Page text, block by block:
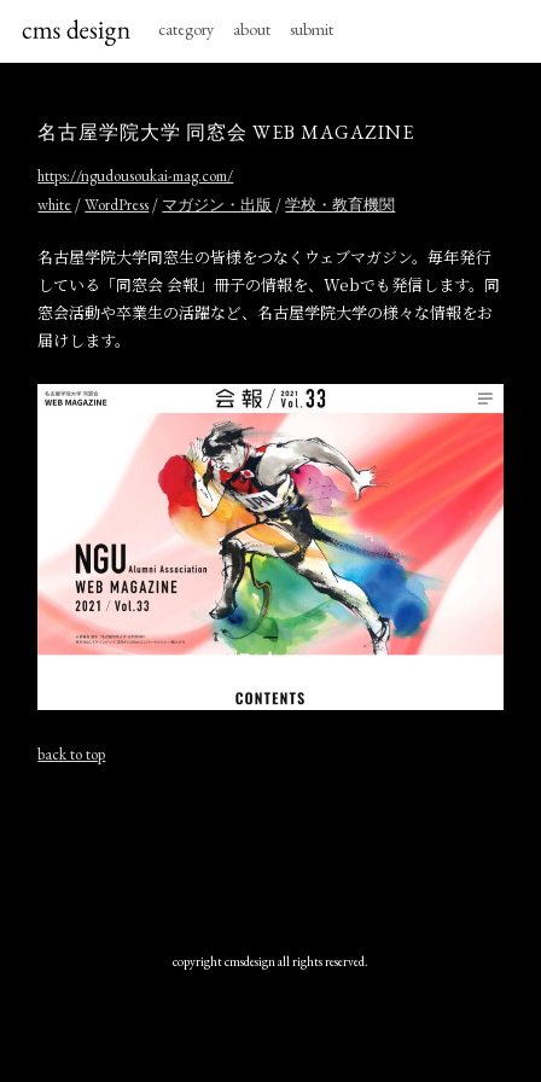
category about submit
名古屋学院大学 同窓会 WEB MAGAZINE
https://ngudousoukai-mag.com/
white /WordPress / マガジン・出版 /学校・教育機関
名古屋学院大学同窓生の皆様をつなくウェブマガジン。毎年発行
している「同窓会 会報」冊子の情報を、Webでも発信します。同
窓会活動や卒業生の活躍など、名古屋学院大学の様々な情報をお
届けします。
back to top
copyright cmsdesign all rights reserved.